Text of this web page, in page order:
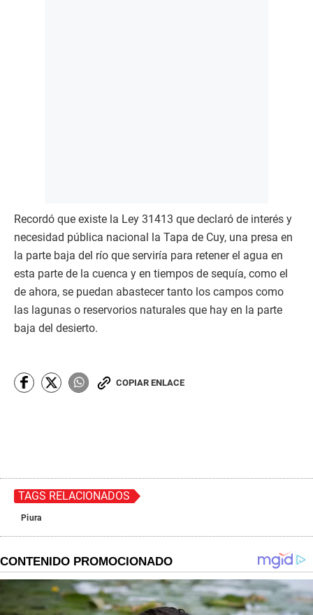
Recordó que existe la Ley 31413 que declaró de interés y
necesidad pública nacional la Tapa de Cuy, una presa en
la parte baja del río que serviría para retener el agua en
esta parte de la cuenca y en tiempos de sequía, como el
de ahora, se puedan abastecer tanto los campos como
las lagunas o reservorios naturales que hay en la parte
baja del desierto.
COPIAR ENLACE
TAGS RELACIONADOS
Piura